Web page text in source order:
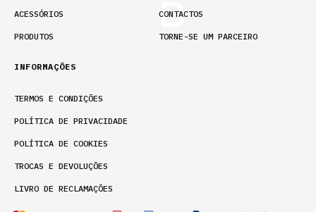
ACESSÓRIOS
PRODUTOS
CONTACTOS
TORNE-SE UM PARCEIRO
INFORMAÇÕES
TERMOS E CONDIÇÕES
POLÍTICA DE PRIVACIDADE
POLÍTICA DE COOKIES
TROCAS E DEVOLUÇÕES
LIVRO DE RECLAMAÇÕES